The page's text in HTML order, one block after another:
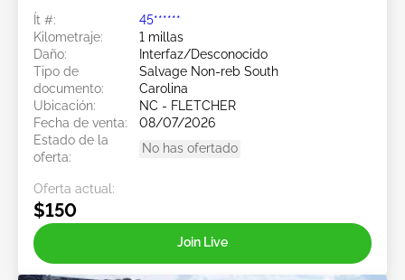
Ít #:
45******
Kilometraje:
1 millas
Daño:
Interfaz/Desconocido
Tipo de
documento:
Salvage Non-reb South
Carolina
Ubicación:
NC - FLETCHER
Fecha de venta:
08/07/2026
Estado de la
oferta:
No has ofertado
Oferta actual:
$150
Join Live